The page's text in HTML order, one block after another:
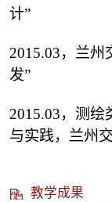
计”
2015.03，兰州
发”
2015.03，测绘
与实践，兰州
教学成果